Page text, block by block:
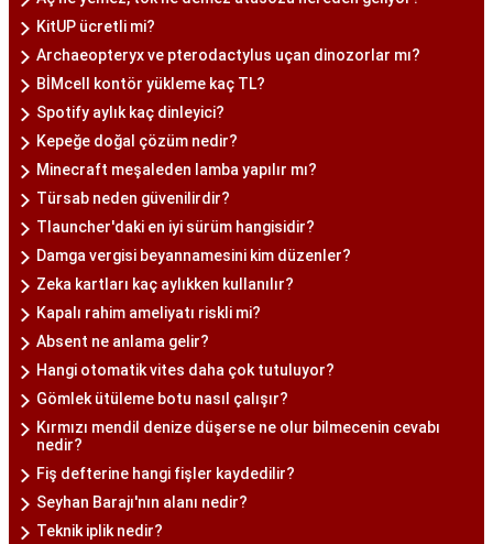
KitUP ücretli mi?
Archaeopteryx ve pterodactylus uçan dinozorlar mı?
BİMcell kontör yükleme kaç TL?
Spotify aylık kaç dinleyici?
Kepeğe doğal çözüm nedir?
Minecraft meşaleden lamba yapılır mı?
Türsab neden güvenilirdir?
Tlauncher'daki en iyi sürüm hangisidir?
Damga vergisi beyannamesini kim düzenler?
Zeka kartları kaç aylıkken kullanılır?
Kapalı rahim ameliyatı riskli mi?
Absent ne anlama gelir?
Hangi otomatik vites daha çok tutuluyor?
Gömlek ütüleme botu nasıl çalışır?
Kırmızı mendil denize düşerse ne olur bilmecenin cevabı
nedir?
Fiş defterine hangi fişler kaydedilir?
Seyhan Barajı'nın alanı nedir?
Teknik iplik nedir?